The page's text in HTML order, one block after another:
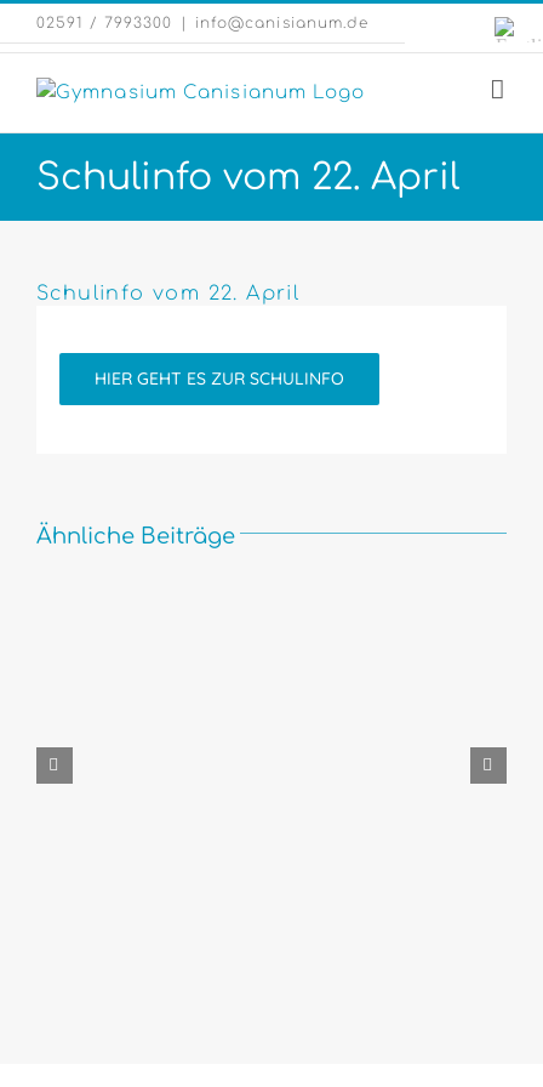
Zum
Inhalt
springen
02591 / 7993300 info@canisianum.de
Schulinfo vom 22. April
grösseres
Schulinfo vom 22. April
HIER GEHT ES ZUR SCHULINFO
Ähnliche Beiträge